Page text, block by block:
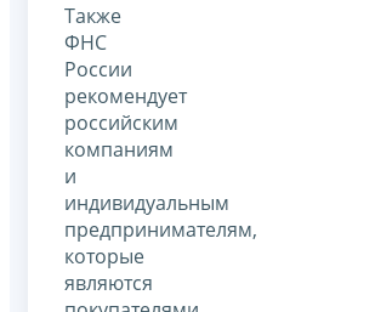
Также
ФНС
России
рекомендует
российским
компаниям
и
индивидуальным
предпринимателям,
которые
являются